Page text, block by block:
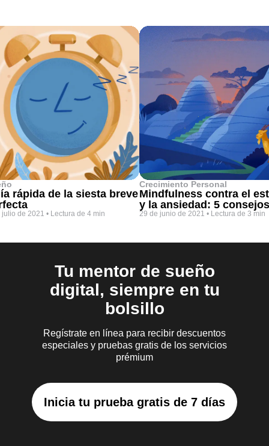
rápida de la siesta breve
julio de 2021 • Lectura de 4 min
Crecimiento Personal
Mindfulness contra el
y la ansiedad: 5 consejos
29 de junio de 2021 • Lectura de 3 min
Tu mentor de sueño
digital, siempre en tu
bolsillo
Regístrate en línea para recibir descuentos
especiales y pruebas gratis de los servicios
prémium
Inicia tu prueba gratis de 7 días